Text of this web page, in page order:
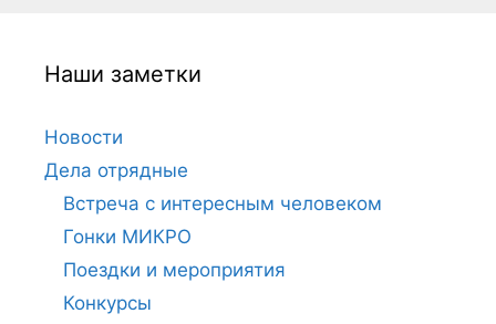
Наши заметки
Новости
Дела отрядные
Встреча с интересным человеком
Гонки МИКРО
Поездки и мероприятия
Конкурсы